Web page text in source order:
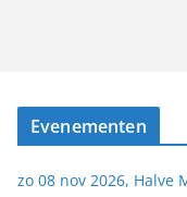
Evenementen
zo 08 nov 2026, Halve